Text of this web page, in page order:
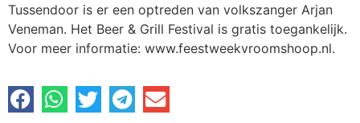
Tussendoor is er een optreden van volkszanger Arjan
Veneman. Het Beer & Grill Festival is gratis toegankelijk.
Voor meer informatie: www.feestweekvroomshoop.nl.